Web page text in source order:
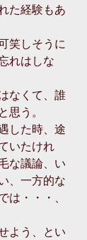
た経験もあ
笑しそうに
れはしな
なくて、誰
思う。
した時、途
いたけれ
な議論、い
、一方的な
は・・・、
よう、とい